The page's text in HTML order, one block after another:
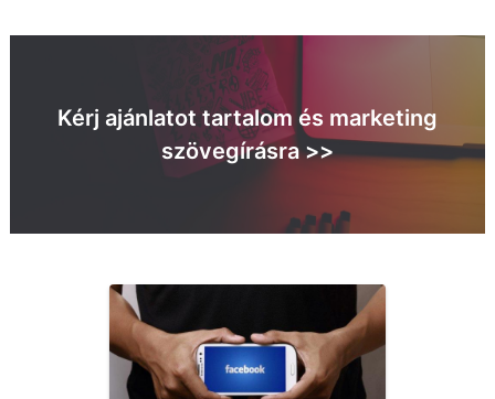
Kérj ajánlatot tartalom és marketing
szövegírásra >>